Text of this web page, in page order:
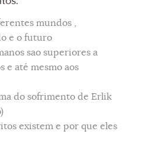
mundos ,
e o futuro
sao superiores a
e até mesmo aos
do sofrimento de Erlik
existem e por que eles